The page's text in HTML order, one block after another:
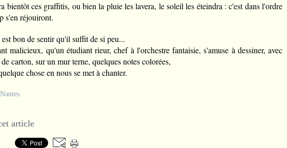
bientôt ces graffitis, ou bien la pluie les lavera, le soleil les éteindra : c'est dans l'ordre
s'en réjouiront.
bon de sentir qu'il suffit de si peu...
malicieux, qu'un étudiant rieur, chef à l'orchestre fantaisie, s'amuse à dessiner, avec
carton, sur un mur terne, quelques notes colorées,
chose en nous se met à chanter.
Nantes
article